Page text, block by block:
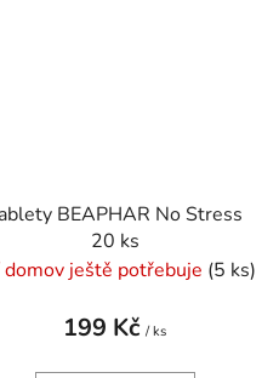
BEAPHAR No Stress
20 ks
domov ještě potřebuje (5 ks)
199 Kč/ ks